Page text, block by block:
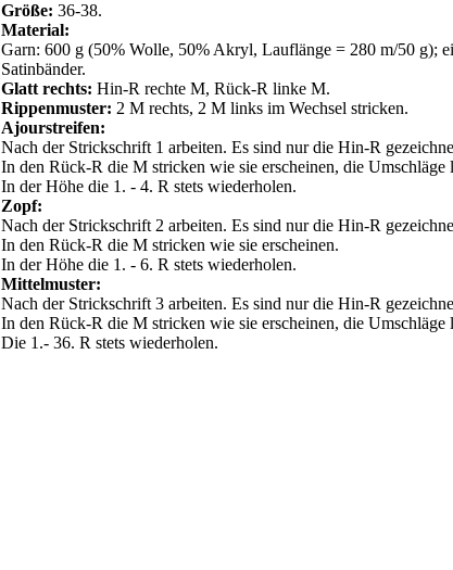
Größe: 36-38.
Material:
Garn: 600 g (50% Wolle, 50% Akryl, Lauflänge = 280 m/50 g);
Satinbänder.
Glatt rechts: Hin-R rechte M, Rück-R linke M.
Rippenmuster: 2 M rechts, 2 M links im Wechsel stricken.
Ajourstreifen:
Nach der Strickschrift 1 arbeiten. Es sind nur die Hin-R
In den Rück-R die M stricken wie sie erscheinen, die Umschläge
In der Höhe die 1. - 4. R stets wiederholen.
Zopf:
Nach der Strickschrift 2 arbeiten. Es sind nur die Hin-R
In den Rück-R die M stricken wie sie erscheinen.
In der Höhe die 1. - 6. R stets wiederholen.
Mittelmuster:
Nach der Strickschrift 3 arbeiten. Es sind nur die Hin-R
In den Rück-R die M stricken wie sie erscheinen, die Umschläge
Die 1.- 36. R stets wiederholen.